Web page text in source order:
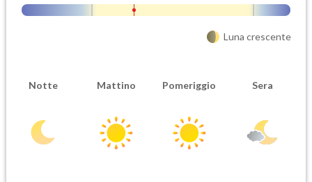
Luna crescente
Notte Mattino Pomeriggio Sera